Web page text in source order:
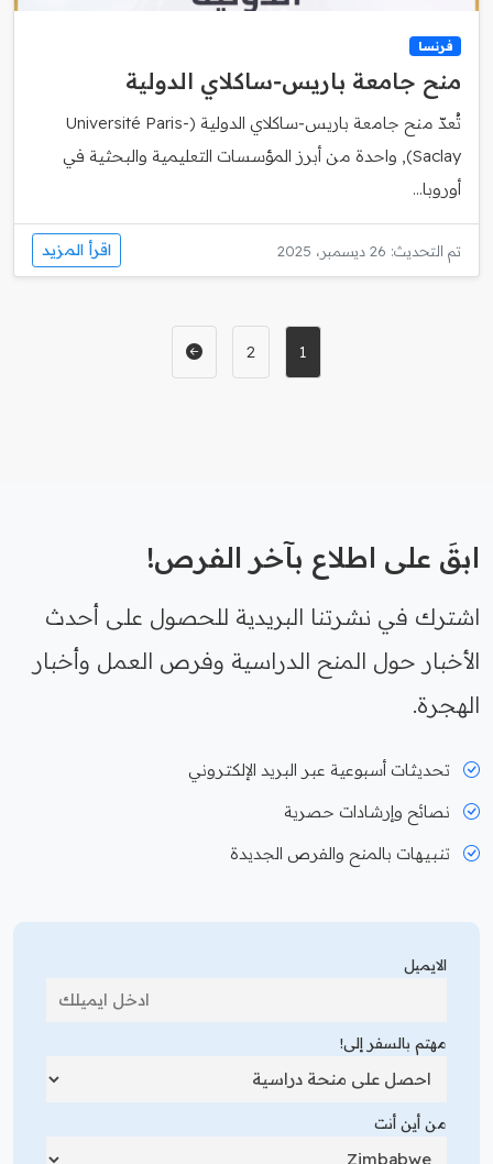
فرنسا
منح جامعة باريس‑ساكلاي الدولية
تُعدّ منح جامعة باريس‑ساكلاي الدولية (Université Paris-
Saclay), واحدة من أبرز المؤسسات التعليمية والبحثية في
أوروبا...
تم التحديث: 26 ديسمبر، 2025 اقرأ المزيد
1
2
ابقَ على اطلاع بآخر الفرص!
اشترك في نشرتنا البريدية للحصول على أحدث
الأخبار حول المنح الدراسية وفرص العمل وأخبار
الهجرة.
تحديثات أسبوعية عبر البريد الإلكتروني
نصائح وإرشادات حصرية
تنبيهات بالمنح والفرص الجديدة
الايميل
مهتم بالسفر إلى!
من أين أنت